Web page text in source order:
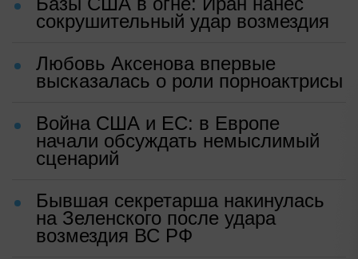
сокрушительный удар возмездия
Любовь Аксенова впервые
высказалась о роли порноактрисы
Война США и ЕС: в Европе
начали обсуждать немыслимый
сценарий
Бывшая секретарша накинулась
на Зеленского после удара
возмездия ВС РФ